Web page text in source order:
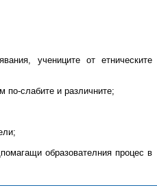
учениците от етническите
по-слабите и различните;
образователния процес в